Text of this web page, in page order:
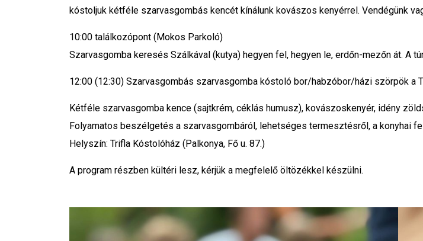
kóstoljuk kétféle szarvasgombás kencét kínálunk kovászos kenyérrel. Vendégünk
10:00 találkozópont (Mokos Parkoló)
Szarvasgomba keresés Szálkával (kutya) hegyen fel, hegyen le, erdőn-mezőn át. A
12:00 (12:30) Szarvasgombás szarvasgomba kóstoló bor/habzóbor/házi szörpök a
Kétféle szarvasgomba kence (sajtkrém, céklás humusz), kovászoskenyér, idény
Folyamatos beszélgetés a szarvasgombáról, lehetséges termesztésről, a konyhai
Helyszín: Trifla Kóstolóház (Palkonya, Fő u. 87.)
A program részben kültéri lesz, kérjük a megfelelő öltözékkel készülni.